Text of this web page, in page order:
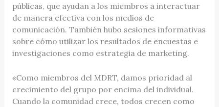
públicas, que ayudan a los miembros a interactuar
de manera efectiva con los medios de
comunicación. También hubo sesiones informativas
sobre cómo utilizar los resultados de encuestas e
investigaciones como estrategia de marketing.
«Como miembros del MDRT, damos prioridad al
crecimiento del grupo por encima del individual.
Cuando la comunidad crece, todos crecen como